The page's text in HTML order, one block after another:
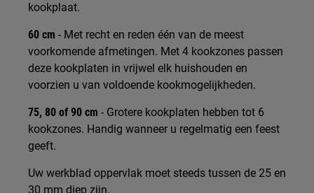
kookplaat.
60 cm - Met recht en reden één van de meest
voorkomende afmetingen. Met 4 kookzones passen
deze kookplaten in vrijwel elk huishouden en
voorzien u van voldoende kookmogelijkheden.
75, 80 of 90 cm - Grotere kookplaten hebben tot 6
kookzones. Handig wanneer u regelmatig een feest
geeft.
Uw werkblad oppervlak moet steeds tussen de 25 en
30 mm diep zijn.